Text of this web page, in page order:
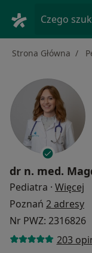
Czego
Strona Główna
dr n. med.
Pediatra · Więcej
Poznań 2 adresy
Nr PWZ: 2316826
203